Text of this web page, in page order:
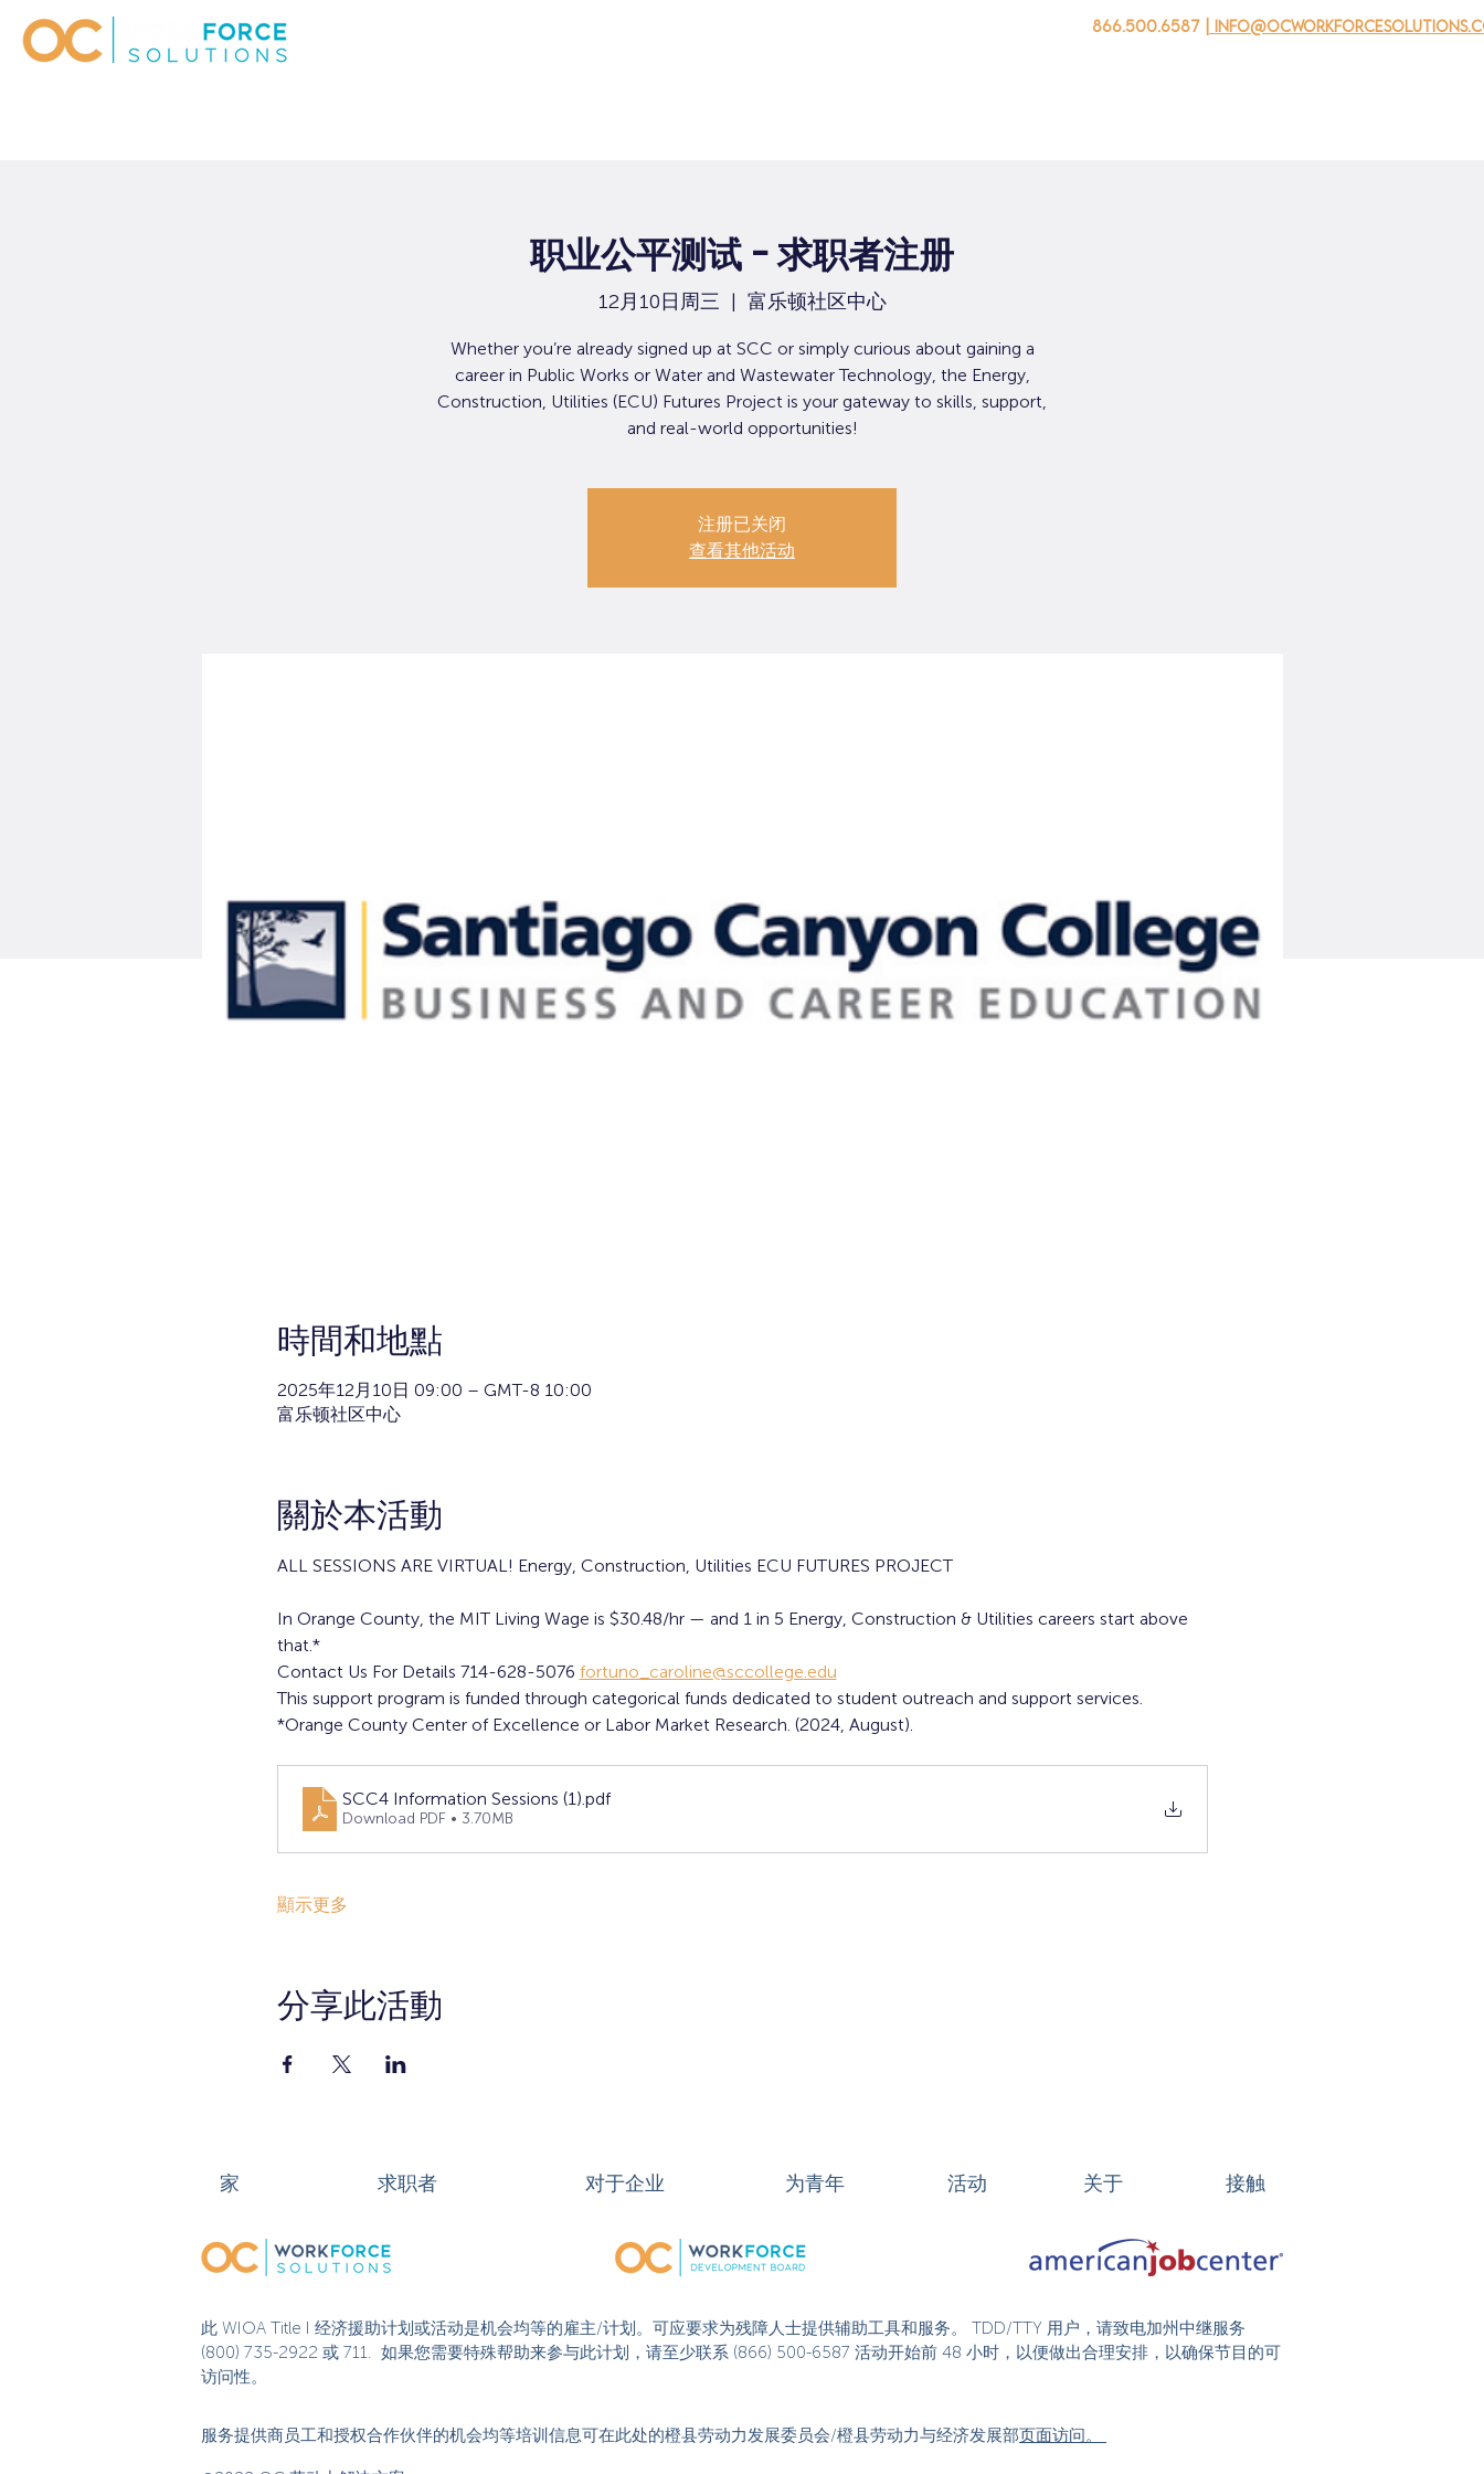
866.500.6587 |
职业公平测试 - 求职者注册
12月10日周三
  |
富乐顿社区中心
Whether you’re already signed up at SCC or simply curious about gaining a
career in Public Works or Water and Wastewater Technology, the Energy,
Construction, Utilities (ECU) Futures Project is your gateway to skills, support,
and real-world opportunities!
注册已关闭
查看其他活动
時間和地點
2025年12月10日 09:00 – GMT-8 10:00
富乐顿社区中心
關於本活動
ALL SESSIONS ARE VIRTUAL! Energy, Construction, Utilities ECU FUTURES PROJECT
In Orange County, the MIT Living Wage is $30.48/hr — and 1 in 5 Energy, Construction & Utilities careers start above
that.*
Contact Us For Details 714-628-5076 fortuno_caroline@sccollege.edu
This support program is funded through categorical funds dedicated to student outreach and support services.
*Orange County Center of Excellence or Labor Market Research. (2024, August).
SCC4 Information Sessions (1).pdf
Download PDF • 3.70MB
顯示更多
分享此活動
家 求职者 对于企业 为青年 活动 关于 接触
此 WIOA Title I 经济援助计划或活动是机会均等的雇主/计划。可应要求为残障人士提供辅助工具和服务。 TDD/TTY 用户，请致电加州中继服务
(800) 735-2922 或 711. 如果您需要特殊帮助来参与此计划，请至少联系 (866) 500-6587 活动开始前 48 小时，以便做出合理安排，以确保节目的可
访问性。
服务提供商员工和授权合作伙伴的机会均等培训信息可在此处的橙县劳动力发展委员会/橙县劳动力与经济发展部页面访问。